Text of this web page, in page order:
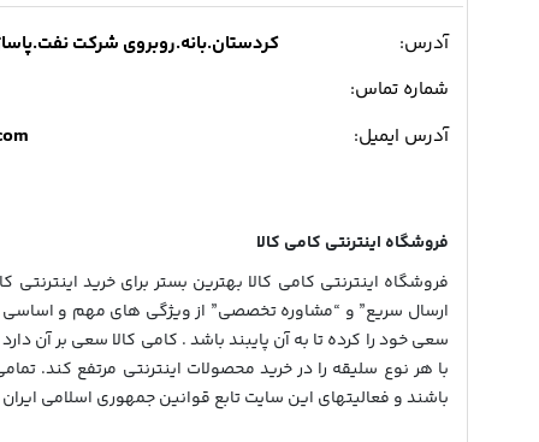
آدرس:
کردستان.بانه.روبروی شرکت نفت.پاساژ
شماره تماس:
آدرس ایمیل:
فروشگاه اینترنتی کامی کالا
فروشگاه اینترنتی کامی کالا بهترین بستر برای خرید اینترنتی
ارسال سریع” و “مشاوره تخصصی” از ویژگی های مهم و اساسی
سعی خود را کرده تا به آن پایبند باشد . کامی کالا سعی بر آن
با هر نوع سلیقه را در خرید محصولات اینترنتی مرتفع کند.
باشند و فعالیتهای این سایت تابع قوانین جمهوری اسلامی